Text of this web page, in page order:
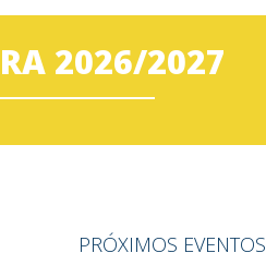
2026/2027
PRÓXIMOS EVENTOS